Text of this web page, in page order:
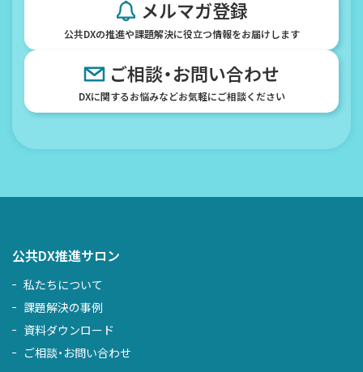
メルマガ登録
公共DXの推進や課題解決に役立つ情報をお届けします
ご相談・お問い合わせ
DXに関するお悩みなどお気軽にご相談ください
公共DX推進サロン
私たちについて
課題解決の事例
資料ダウンロード
ご相談・お問い合わせ